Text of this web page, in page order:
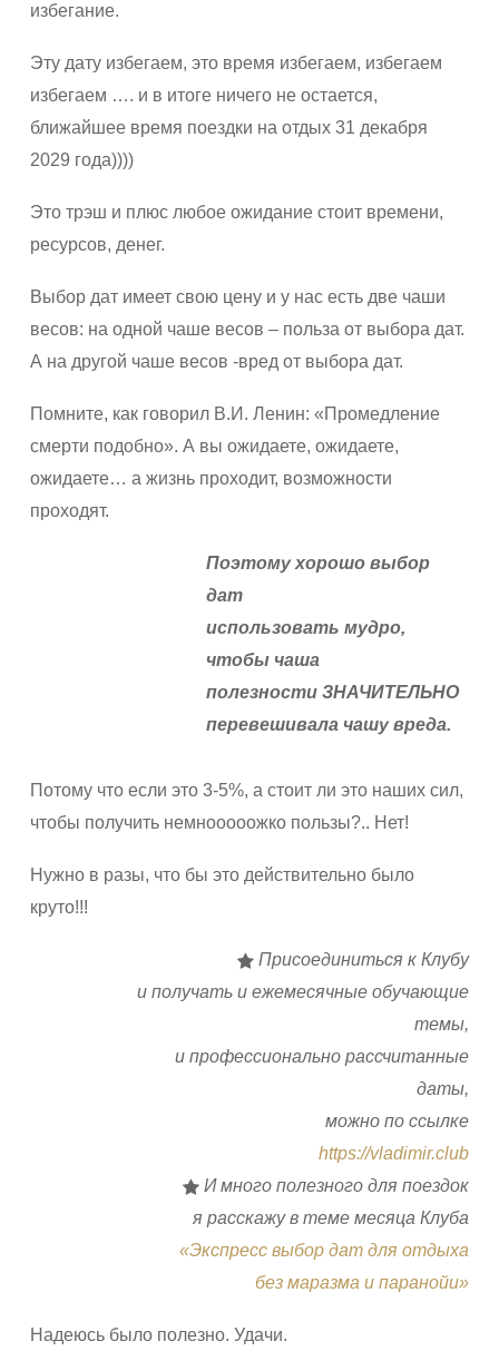
избегание.
Эту дату избегаем, это время избегаем, избегаем
избегаем …. и в итоге ничего не остается,
ближайшее время поездки на отдых 31 декабря
2029 года))))
Это трэш и плюс любое ожидание стоит времени,
ресурсов, денег.
Выбор дат имеет свою цену и у нас есть две чаши
весов: на одной чаше весов – польза от выбора дат.
А на другой чаше весов -вред от выбора дат.
Помните, как говорил В.И. Ленин: «Промедление
смерти подобно». А вы ожидаете, ожидаете,
ожидаете… а жизнь проходит, возможности
проходят.
Поэтому хорошо выбор
дат
использовать мудро,
чтобы чаша
полезности ЗНАЧИТЕЛЬНО
перевешивала чашу вреда.
Потому что если это 3-5%, а стоит ли это наших сил,
чтобы получить немнооооожко пользы?.. Нет!
Нужно в разы, что бы это действительно было
круто!!!
Присоединиться к Клубу
и получать и ежемесячные обучающие
темы,
и профессионально рассчитанные
даты,
можно по ссылке
https://vladimir.club
И много полезного для поездок
я расскажу в теме месяца Клуба
«Экспресс выбор дат для отдыха
без маразма и паранойи»
Надеюсь было полезно. Удачи.